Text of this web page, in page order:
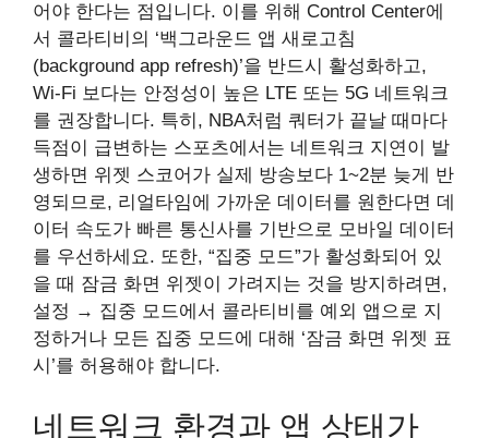
어야 한다는 점입니다. 이를 위해 Control Center에
서 콜라티비의 ‘백그라운드 앱 새로고침
(background app refresh)’을 반드시 활성화하고,
Wi-Fi 보다는 안정성이 높은 LTE 또는 5G 네트워크
를 권장합니다. 특히, NBA처럼 쿼터가 끝날 때마다
득점이 급변하는 스포츠에서는 네트워크 지연이 발
생하면 위젯 스코어가 실제 방송보다 1~2분 늦게 반
영되므로, 리얼타임에 가까운 데이터를 원한다면 데
이터 속도가 빠른 통신사를 기반으로 모바일 데이터
를 우선하세요. 또한, “집중 모드”가 활성화되어 있
을 때 잠금 화면 위젯이 가려지는 것을 방지하려면,
설정 → 집중 모드에서 콜라티비를 예외 앱으로 지
정하거나 모든 집중 모드에 대해 ‘잠금 화면 위젯 표
시’를 허용해야 합니다.
네트워크 환경과 앱 상태가